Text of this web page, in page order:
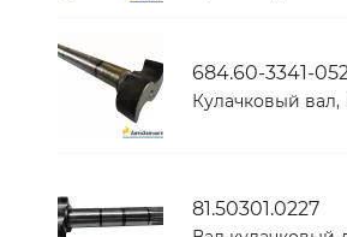
684.60-3341-052
Кулачковый вал,
81.50301.0227